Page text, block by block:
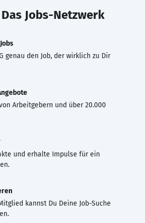
Das Jobs-Netzwerk
genau den Job, der wirklich zu Dir
Arbeitgebern und über 20.000
und erhalte Impulse für ein
kannst Du Deine Job-Suche